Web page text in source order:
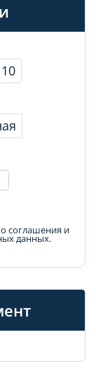
соглашения и
данных.